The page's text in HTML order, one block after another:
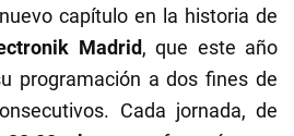
capítulo en la historia de
Madrid, que este año
programación a dos fines de
Cada jornada, de